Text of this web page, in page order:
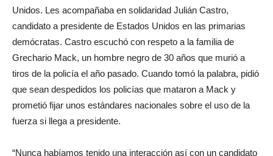
Unidos. Les acompañaba en solidaridad Julián Castro,
candidato a presidente de Estados Unidos en las primarias
demócratas. Castro escuchó con respeto a la familia de
Grechario Mack, un hombre negro de 30 años que murió a
tiros de la policía el año pasado. Cuando tomó la palabra, pidió
que sean despedidos los policías que mataron a Mack y
prometió fijar unos estándares nacionales sobre el uso de la
fuerza si llega a presidente.
“Nunca habíamos tenido una interacción así con un candidato